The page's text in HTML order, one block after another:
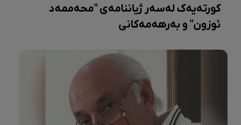
کورتەیەک لەسەر ژیاننامەی "محەممەد
ئوزون" و بەرهەمەکانی